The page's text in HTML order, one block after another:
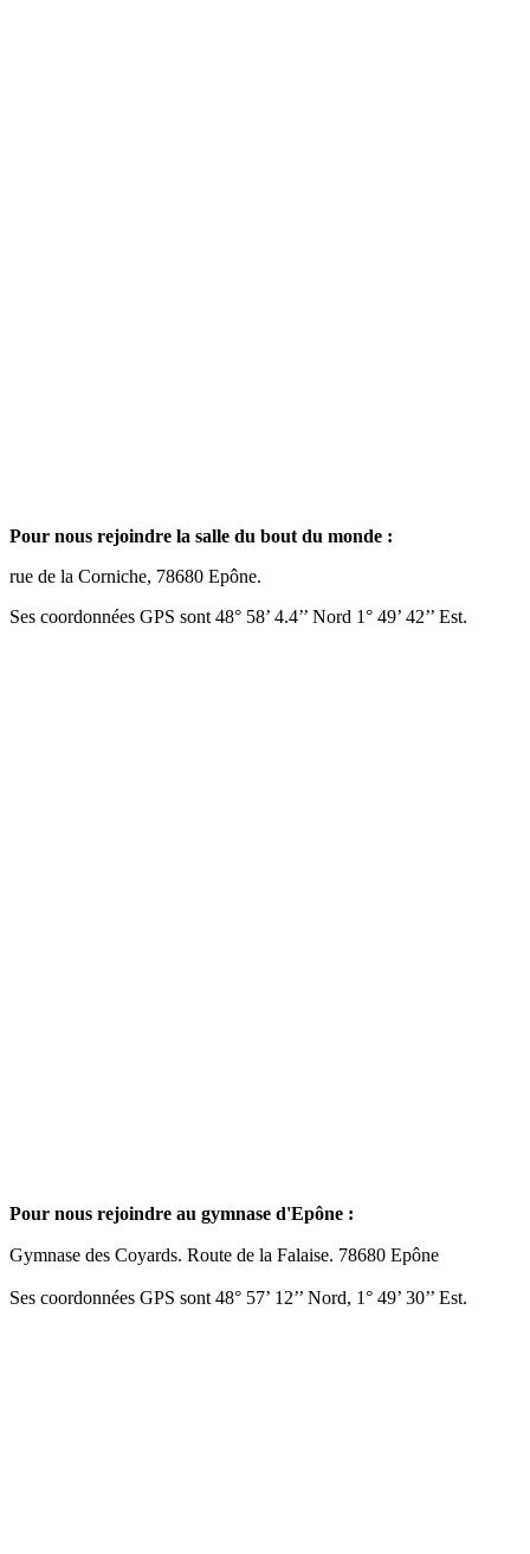
Pour nous rejoindre la salle du bout du monde :
rue de la Corniche, 78680 Epône.
Ses coordonnées GPS sont 48° 58’ 4.4’’ Nord 1° 49’ 42’’ Est.
Pour nous rejoindre au gymnase d'Epône :
Gymnase des Coyards. Route de la Falaise. 78680 Epône
Ses coordonnées GPS sont 48° 57’ 12’’ Nord, 1° 49’ 30’’ Est.